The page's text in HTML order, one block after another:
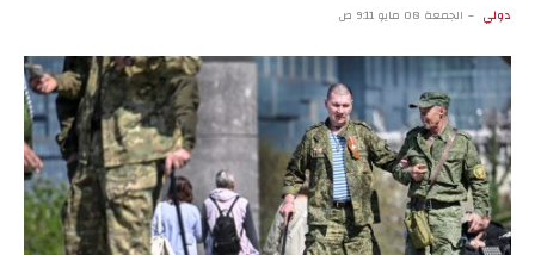
دولي الجمعة 08 مايو 9:11 ص